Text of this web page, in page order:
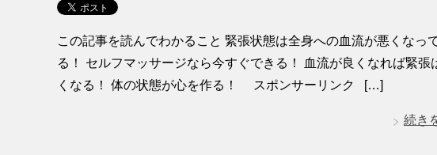
この記事を読んでわかること 緊張状態は全身への血流が悪くなっ
る！ セルフマッサージなら今すぐできる！ 血流が良くなれば緊張
くなる！ 体の状態が心を作る！ スポンサーリンク […]
続き